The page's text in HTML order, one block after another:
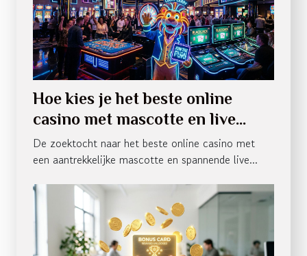
Hoe kies je het beste online
casino met mascotte en live
spellen?
De zoektocht naar het beste online casino met
een aantrekkelijke mascotte en spannende live...